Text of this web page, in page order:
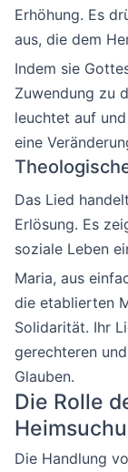
Erhöhung. Es
aus, die dem
Indem sie
Zuwendung zu
leuchtet auf
eine
Das Lied
Erlösung. Es
soziale Leben
Maria, aus
die etablierten
Solidarität. Ihr
gerechteren
Glauben.
Die Rolle
Die Handlung